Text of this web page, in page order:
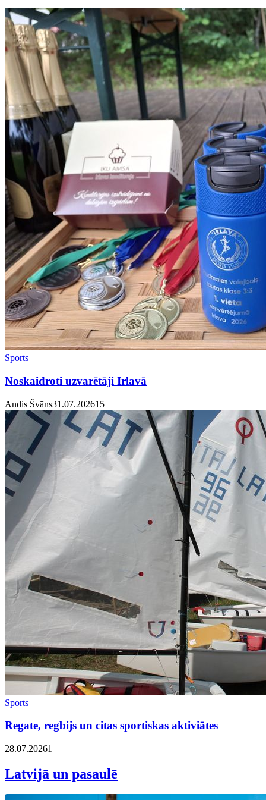
Sports
Noskaidroti uzvarētāji Irlavā
Andis Švāns31.07.20261 5
Sports
Regate, regbijs un citas sportiskas aktiviātes
28.07.20261
Latvijā un pasaulē